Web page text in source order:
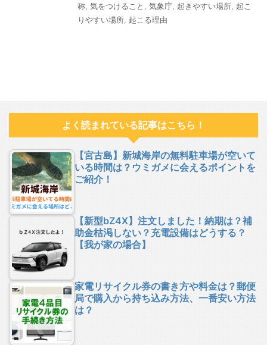
称 気をつけること 気象庁 起きやすい場所 起こ
りやすい場所 起こる理由
よく読まれている記事はこちら！
【宮古島】新城海岸の無料駐車場が空いて
いる時間は？ウミガメに会えるポイントを
ご紹介！
【新型bZ4X】注文しました！納期は？補
助金枯渇しない？充電設備はどうする？
【我が家の場合】
家電リサイクル券の書き方や料金は？郵便
局で購入から持ち込み方法、一番安い方法
は？